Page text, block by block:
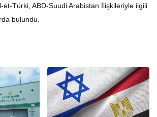
et-Türki, ABD-Suudi Arabistan İlişkileriyle ilgili
bulundu.